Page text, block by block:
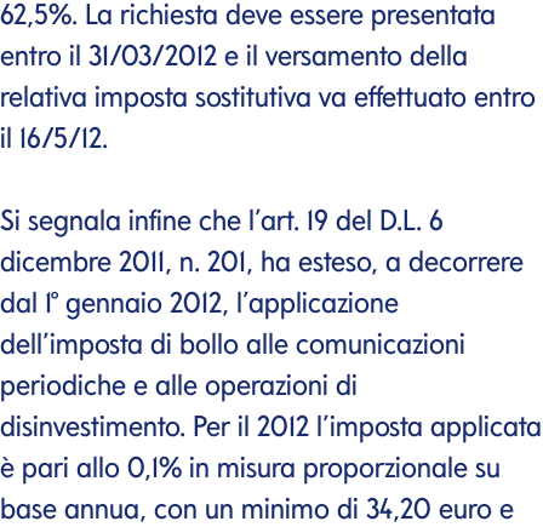
62,5%. La richiesta deve essere presentata
entro il 31/03/2012 e il versamento della
relativa imposta sostitutiva va effettuato entro
il 16/5/12.
Si segnala infine che l’art. 19 del D.L. 6
dicembre 2011, n. 201, ha esteso, a decorrere
dal 1° gennaio 2012, l’applicazione
dell’imposta di bollo alle comunicazioni
periodiche e alle operazioni di
disinvestimento. Per il 2012 l’imposta applicata
è pari allo 0,1% in misura proporzionale su
base annua, con un minimo di 34,20 euro e